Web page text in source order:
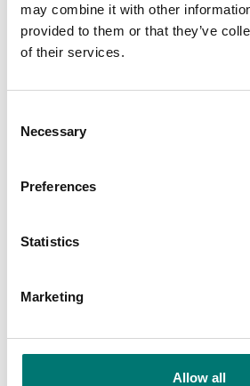
may combine it with other
provided to them or that they’ve
of their services.
Selection
Necessary
Preferences
Statistics
Marketing
Allow all
Pris från: 5 290 kr